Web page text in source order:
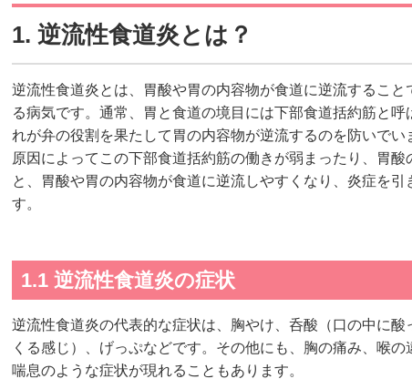
1. 逆流性食道炎とは？
逆流性食道炎とは、胃酸や胃の内容物が食道に逆流すること
る病気です。通常、胃と食道の境目には下部食道括約筋と呼
れが弁の役割を果たして胃の内容物が逆流するのを防いでい
原因によってこの下部食道括約筋の働きが弱まったり、胃酸
と、胃酸や胃の内容物が食道に逆流しやすくなり、炎症を引
す。
1.1 逆流性食道炎の症状
逆流性食道炎の代表的な症状は、胸やけ、呑酸（口の中に酸
くる感じ）、げっぷなどです。その他にも、胸の痛み、喉の
喘息のような症状が現れることもあります。